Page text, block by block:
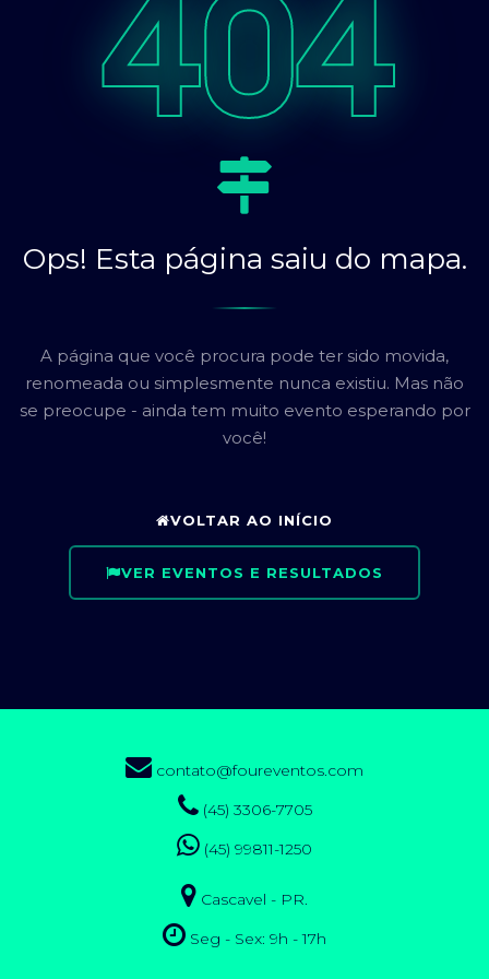
404
Ops! Esta página saiu do mapa.
A página que você procura pode ter sido movida,
renomeada ou simplesmente nunca existiu. Mas não
se preocupe - ainda tem muito evento esperando por
você!
VOLTAR AO INÍCIO
VER EVENTOS E RESULTADOS
contato@foureventos.com
(45) 3306-7705
(45) 99811-1250
Cascavel - PR.
Seg - Sex: 9h - 17h